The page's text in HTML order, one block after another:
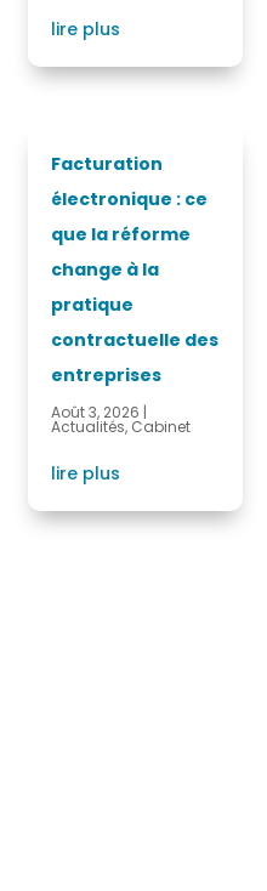
lire plus
Facturation
électronique : ce
que la réforme
change à la
pratique
contractuelle des
entreprises
Août 3, 2026 |
Actualités, Cabinet
lire plus